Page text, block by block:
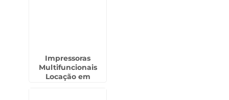
Impressoras
Multifuncionais
Locação em